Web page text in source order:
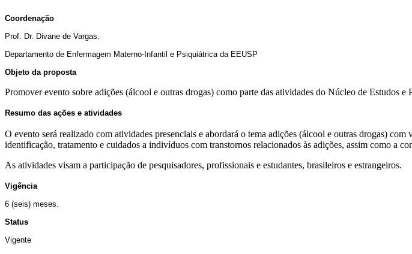
Coordenação
Prof. Dr. Divane de Vargas.
Departamento de Enfermagem Materno-Infantil e Psiquiátrica da EEUSP
Objeto da proposta
Promover evento sobre adições (álcool e outras drogas) como parte das atividades do Núcleo de Estudos e
Resumo das ações e atividades
O evento será realizado com atividades presenciais e abordará o tema adições (álcool e outras drogas)
identificação, tratamento e cuidados a indivíduos com transtornos relacionados às adições, assim como a
As atividades visam a participação de pesquisadores, profissionais e estudantes, brasileiros e estrangeiros.
Vigência
6 (seis) meses.
Status
Vigente